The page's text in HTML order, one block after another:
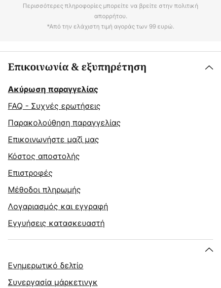
Περισσότερες πληροφορίες μπορείτε να βρείτε στην πολιτική
απορρήτου.
*Από την ελάχιστη τιμή αγοράς των 99 ευρώ.
Επικοινωνία & εξυπηρέτηση
Ακύρωση παραγγελίας
FAQ - Συχνές ερωτήσεις
Παρακολούθηση παραγγελίας
Επικοινωνήστε μαζί μας
Κόστος αποστολής
Επιστροφές
Μέθοδοι πληρωμής
Λογαριασμός και εγγραφή
Εγγυήσεις κατασκευαστή
Ενημερωτικό δελτίο
Συνεργασία μάρκετινγκ